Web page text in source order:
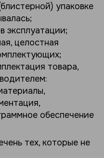
упаковке
эксплуатации;
целостная
товара,
обеспечение
тех, которые не